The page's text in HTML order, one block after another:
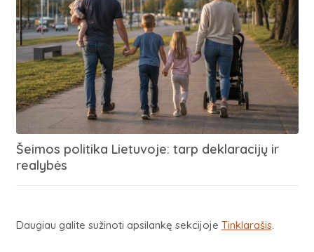
Šeimos politika Lietuvoje: tarp deklaracijų ir
realybės
Daugiau galite sužinoti apsilankę sekcijoje Tinklarašis.